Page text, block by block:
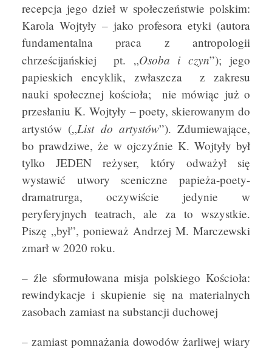
recepcja jego dzieł w społeczeństwie polskim:
Karola Wojtyły – jako profesora etyki (autora
fundamentalna praca z antropologii
chrześcijańskiej pt. „Osoba i czyn”); jego
papieskich encyklik, zwłaszcza z zakresu
nauki społecznej kościoła; nie mówiąc już o
przesłaniu K. Wojtyły – poety, skierowanym do
artystów („List do artystów”). Zdumiewające,
bo prawdziwe, że w ojczyźnie K. Wojtyły był
tylko JEDEN reżyser, który odważył się
wystawić utwory sceniczne papieża-poety-
dramatrurga, oczywiście jedynie w
peryferyjnych teatrach, ale za to wszystkie.
Piszę „był”, ponieważ Andrzej M. Marczewski
zmarł w 2020 roku.
– źle sformułowana misja polskiego Kościoła:
rewindykacje i skupienie się na materialnych
zasobach zamiast na substancji duchowej
– zamiast pomnażania dowodów żarliwej wiary